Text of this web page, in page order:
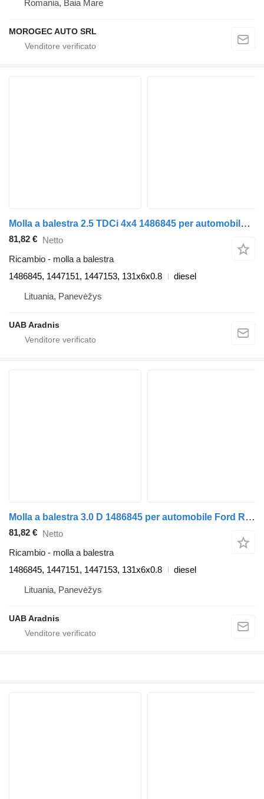
Romania, Baia Mare
MOROGEC AUTO SRL
Molla a balestra 2.5 TDCi 4x4 1486845 per automobile Ford RANGER (ET)
81,82 € Netto
Ricambio - molla a balestra
1486845, 1447151, 1447153, 131x6x0.8
diesel
Lituania, Panevėžys
UAB Aradnis
Molla a balestra 3.0 D 1486845 per automobile Ford RANGER (ET)
81,82 € Netto
Ricambio - molla a balestra
1486845, 1447151, 1447153, 131x6x0.8
diesel
Lituania, Panevėžys
UAB Aradnis